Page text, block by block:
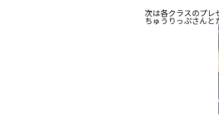
次は各クラスのプレ
ちゅうりっぷさんと